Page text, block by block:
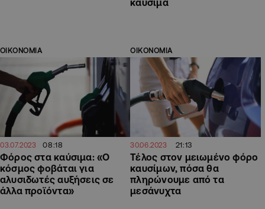
καύσιμα
ΟΙΚΟΝΟΜΙΑ
03.07.2023 08:18
Φόρος στα καύσιμα: «Ο
κόσμος φοβάται για
αλυσιδωτές αυξήσεις σε
άλλα προϊόντα»
ΟΙΚΟΝΟΜΙΑ
30.06.2023 21:13
Τέλος στον μειωμένο φόρο
καυσίμων, πόσα θα
πληρώνουμε από τα
μεσάνυχτα